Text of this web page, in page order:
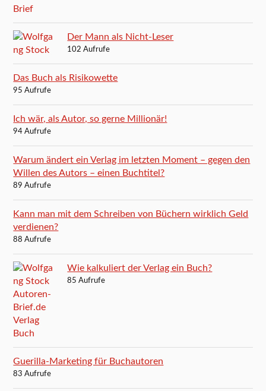
Der Mann als Nicht-Leser
102 Aufrufe
Das Buch als Risikowette
95 Aufrufe
Ich wär, als Autor, so gerne Millionär!
94 Aufrufe
Warum ändert ein Verlag im letzten Moment – gegen den
Willen des Autors – einen Buchtitel?
89 Aufrufe
Kann man mit dem Schreiben von Büchern wirklich Geld
verdienen?
88 Aufrufe
Wie kalkuliert der Verlag ein Buch?
85 Aufrufe
Guerilla-Marketing für Buchautoren
83 Aufrufe